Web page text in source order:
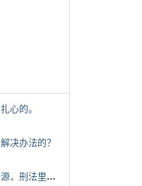
心的。
决办法的？
*
有啥搞钱的路子吗，开源节流都行，主要是开源，刑法里的咱不做